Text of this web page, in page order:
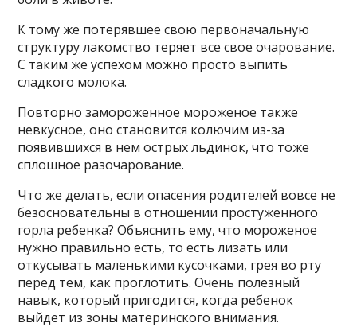
К тому же потерявшее свою первоначальную
структуру лакомство теряет все свое очарование.
С таким же успехом можно просто выпить
сладкого молока.
Повторно замороженное мороженое также
невкусное, оно становится колючим из-за
появившихся в нем острых льдинок, что тоже
сплошное разочарование.
Что же делать, если опасения родителей вовсе не
безосновательны в отношении простуженного
горла ребенка? Объяснить ему, что мороженое
нужно правильно есть, то есть лизать или
откусывать маленькими кусочками, грея во рту
перед тем, как проглотить. Очень полезный
навык, который пригодится, когда ребенок
выйдет из зоны материнского внимания.